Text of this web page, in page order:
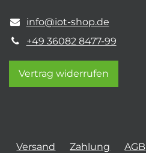
info@iot-shop.de
+49 36082 8477-99
Vertrag widerrufen
Versand Zahlung AGB